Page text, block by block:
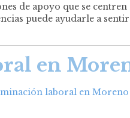
de apoyo que se
puede ayudarle a
en
laboral en